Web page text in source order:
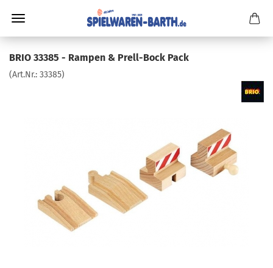
BRIO 33385 - Rampen & Prell-Bock Pack
(Art.Nr.: 33385)